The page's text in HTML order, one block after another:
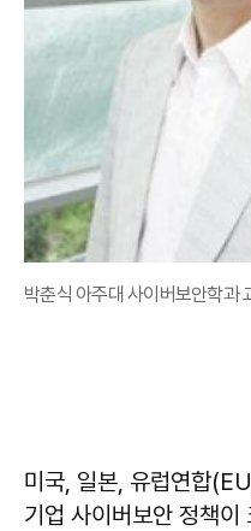
박춘식 아주대 사이버보안학
미국, 일본, 유럽연합
기업 사이버보안 정책